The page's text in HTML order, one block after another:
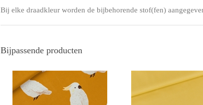
Bij elke draadkleur worden de bijbehorende stof(fen)
Bijpassende producten